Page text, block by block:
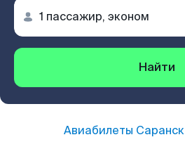
Найти
Авиабилеты Саранск